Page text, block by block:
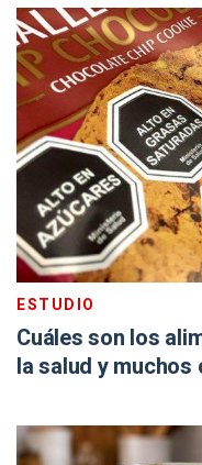
ESTUDIO
Cuáles son los
la salud y